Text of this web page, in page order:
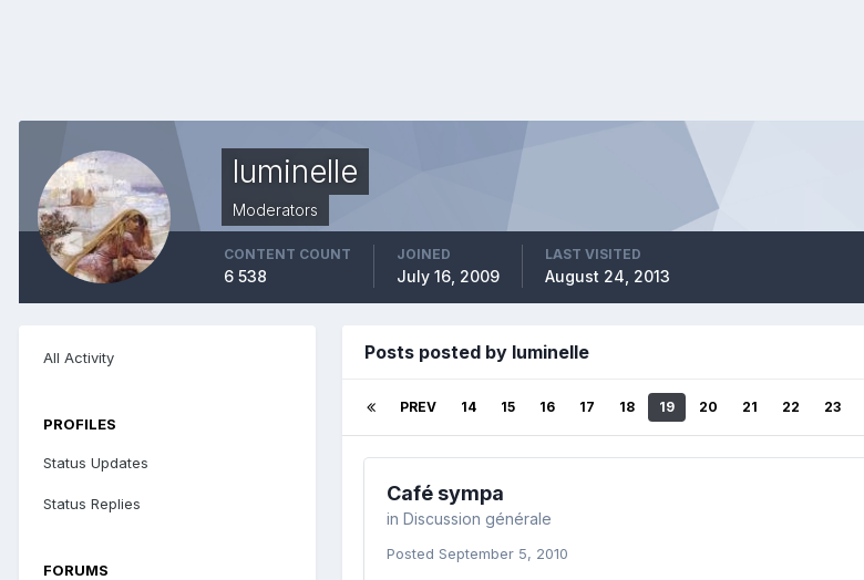
luminelle
Moderators
CONTENT COUNT
6 538
JOINED
July 16, 2009
LAST VISITED
August 24, 2013
All Activity
PROFILES
Status Updates
Status Replies
FORUMS
Posts posted by luminelle
PREV 14 15 16 17 18 19 20 21 22 23
Café sympa
in Discussion générale
Posted September 5, 2010